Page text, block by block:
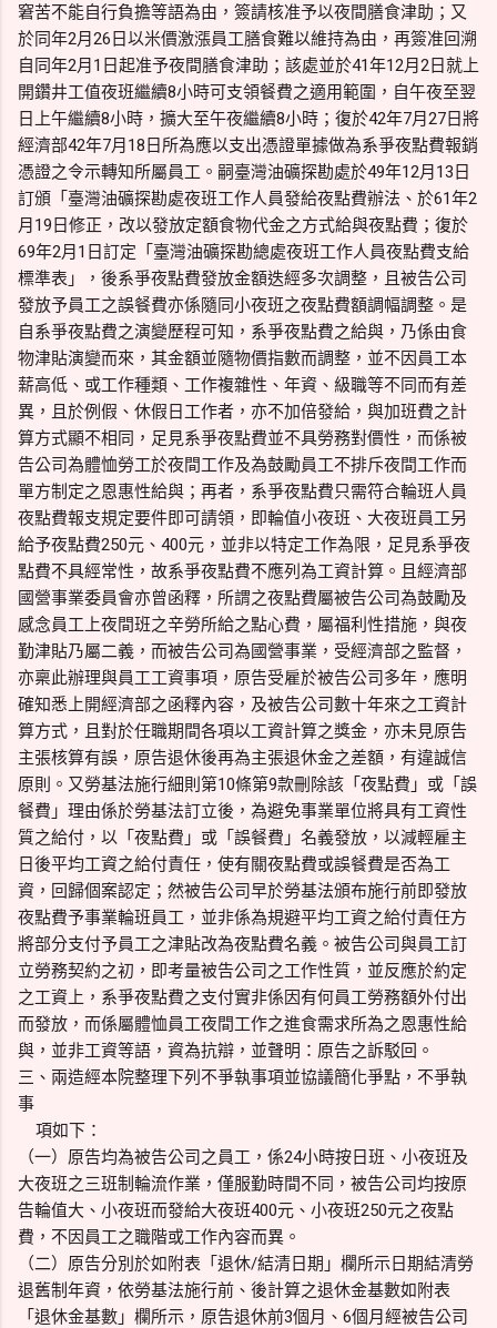
窘苦不能自行負擔等語為由，簽請核准予以夜間膳食津助；又
於同年2月26日以米價激漲員工膳食難以維持為由，再簽准回溯
自同年2月1日起准予夜間膳食津助；該處並於41年12月2日就上
開鑽井工值夜班繼續8小時可支領餐費之適用範圍，自午夜至翌
日上午繼續8小時，擴大至午夜繼續8小時；復於42年7月27日將
經濟部42年7月18日所為應以支出憑證單據做為系爭夜點費報銷
憑證之令示轉知所屬員工。嗣臺灣油礦探勘處於49年12月13日
訂頒「臺灣油礦探勘處夜班工作人員發給夜點費辦法、於61年2
月19日修正，改以發放定額食物代金之方式給與夜點費；復於
69年2月1日訂定「臺灣油礦探勘總處夜班工作人員夜點費支給
標準表」，後系爭夜點費發放金額迭經多次調整，且被告公司
發放予員工之誤餐費亦係隨同小夜班之夜點費額調幅調整。是
自系爭夜點費之演變歷程可知，系爭夜點費之給與，乃係由食
物津貼演變而來，其金額並隨物價指數而調整，並不因員工本
薪高低、或工作種類、工作複雜性、年資、級職等不同而有差
異，且於例假、休假日工作者，亦不加倍發給，與加班費之計
算方式顯不相同，足見系爭夜點費並不具勞務對價性，而係被
告公司為體恤勞工於夜間工作及為鼓勵員工不排斥夜間工作而
單方制定之恩惠性給與；再者，系爭夜點費只需符合輪班人員
夜點費報支規定要件即可請領，即輪值小夜班、大夜班員工另
給予夜點費250元、400元，並非以特定工作為限，足見系爭夜
點費不具經常性，故系爭夜點費不應列為工資計算。且經濟部
國營事業委員會亦曾函釋，所謂之夜點費屬被告公司為鼓勵及
感念員工上夜間班之辛勞所給之點心費，屬福利性措施，與夜
勤津貼乃屬二義，而被告公司為國營事業，受經濟部之監督，
亦稟此辦理與員工工資事項，原告受雇於被告公司多年，應明
確知悉上開經濟部之函釋內容，及被告公司數十年來之工資計
算方式，且對於任職期間各項以工資計算之獎金，亦未見原告
主張核算有誤，原告退休後再為主張退休金之差額，有違誠信
原則。又勞基法施行細則第10條第9款刪除該「夜點費」或「誤
餐費」理由係於勞基法訂立後，為避免事業單位將具有工資性
質之給付，以「夜點費」或「誤餐費」名義發放，以減輕雇主
日後平均工資之給付責任，使有關夜點費或誤餐費是否為工
資，回歸個案認定；然被告公司早於勞基法頒布施行前即發放
夜點費予事業輪班員工，並非係為規避平均工資之給付責任方
將部分支付予員工之津貼改為夜點費名義。被告公司與員工訂
立勞務契約之初，即考量被告公司之工作性質，並反應於約定
之工資上，系爭夜點費之支付實非係因有何員工勞務額外付出
而發放，而係屬體恤員工夜間工作之進食需求所為之恩惠性給
與，並非工資等語，資為抗辯，並聲明：原告之訴駁回。
三、兩造經本院整理下列不爭執事項並協議簡化爭點，不爭執
事
項如下：
（一）原告均為被告公司之員工，係24小時按日班、小夜班及
大夜班之三班制輪流作業，僅服勤時間不同，被告公司均按原
告輪值大、小夜班而發給大夜班400元、小夜班250元之夜點
費，不因員工之職階或工作內容而異。
（二）原告分別於如附表「退休/結清日期」欄所示日期結清勞
退舊制年資，依勞基法施行前、後計算之退休金基數如附表
「退休金基數」欄所示，原告退休前3個月、6個月經被告公司